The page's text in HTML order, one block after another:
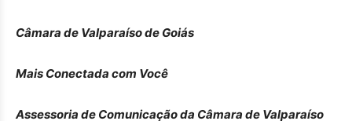
Câmara de Valparaíso de Goiás
Mais Conectada com Você
Assessoria de Comunicação da Câmara de Valparaíso